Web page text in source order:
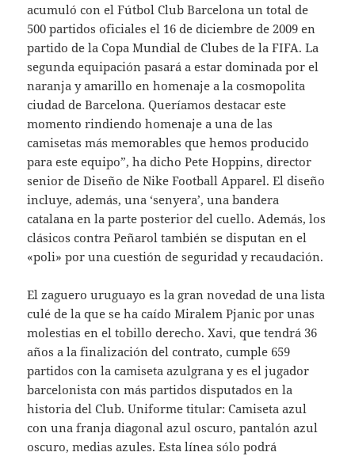
acumuló con el Fútbol Club Barcelona un total de
500 partidos oficiales el 16 de diciembre de 2009 en
partido de la Copa Mundial de Clubes de la FIFA. La
segunda equipación pasará a estar dominada por el
naranja y amarillo en homenaje a la cosmopolita
ciudad de Barcelona. Queríamos destacar este
momento rindiendo homenaje a una de las
camisetas más memorables que hemos producido
para este equipo”, ha dicho Pete Hoppins, director
senior de Diseño de Nike Football Apparel. El diseño
incluye, además, una ‘senyera’, una bandera
catalana en la parte posterior del cuello. Además, los
clásicos contra Peñarol también se disputan en el
«poli» por una cuestión de seguridad y recaudación.
El zaguero uruguayo es la gran novedad de una lista
culé de la que se ha caído Miralem Pjanic por unas
molestias en el tobillo derecho. Xavi, que tendrá 36
años a la finalización del contrato, cumple 659
partidos con la camiseta azulgrana y es el jugador
barcelonista con más partidos disputados en la
historia del Club. Uniforme titular: Camiseta azul
con una franja diagonal azul oscuro, pantalón azul
oscuro, medias azules. Esta línea sólo podrá